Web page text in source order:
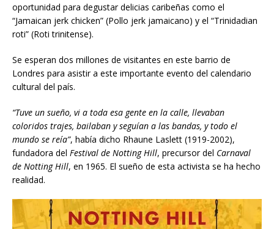
oportunidad para degustar delicias caribeñas como el
“Jamaican jerk chicken” (Pollo jerk jamaicano) y el “Trinidadian
roti” (Roti trinitense).
Se esperan dos millones de visitantes en este barrio de
Londres para asistir a este importante evento del calendario
cultural del país.
“Tuve un sueño, vi a toda esa gente en la calle, llevaban
coloridos trajes, bailaban y seguían a las bandas, y todo el
mundo se reía”, había dicho Rhaune Laslett (1919-2002),
fundadora del Festival de Notting Hill, precursor del Carnaval
de Notting Hill, en 1965. El sueño de esta activista se ha hecho
realidad.